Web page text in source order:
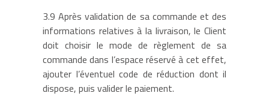
3.9 Après validation de sa commande et des
informations relatives à la livraison, le Client
doit choisir le mode de règlement de sa
commande dans l’espace réservé à cet effet,
ajouter l’éventuel code de réduction dont il
dispose, puis valider le paiement.